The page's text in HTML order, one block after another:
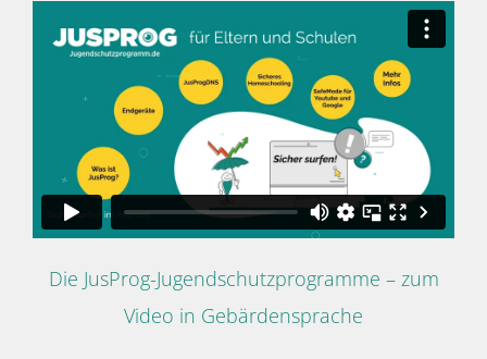
Die JusProg-Jugendschutzprogramme – zum
Video in Gebärdensprache